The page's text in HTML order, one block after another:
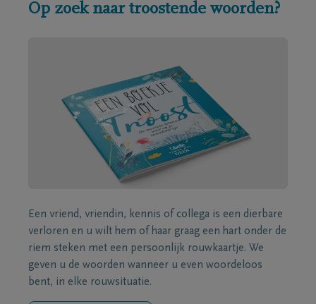
Op zoek naar troostende woorden?
Een vriend, vriendin, kennis of collega is een dierbare
verloren en u wilt hem of haar graag een hart onder de
riem steken met een persoonlijk rouwkaartje. We
geven u de woorden wanneer u even woordeloos
bent, in elke rouwsituatie.